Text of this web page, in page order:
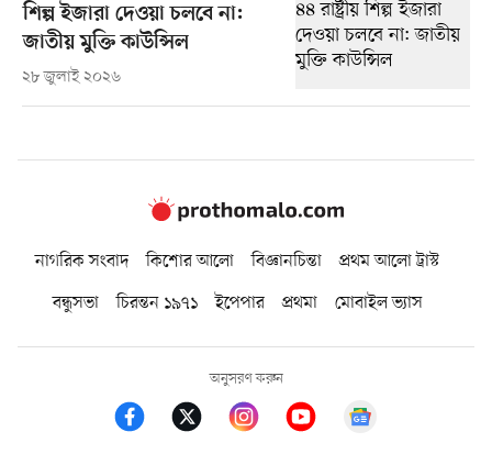
শিল্প ইজারা দেওয়া চলবে না:
জাতীয় মুক্তি কাউন্সিল
২৮ জুলাই ২০২৬
নাগরিক সংবাদ কিশোর আলো বিজ্ঞানচিন্তা
প্রথম আলো ট্রাস্ট
বন্ধুসভা
চিরন্তন ১৯৭১ ইপেপার প্রথমা মোবাইল ভ্যাস
অনুসরণ করুন